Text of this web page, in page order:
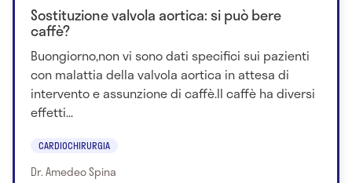
Sostituzione valvola aortica: si può bere
caffè?
Buongiorno,non vi sono dati specifici sui pazienti
con malattia della valvola aortica in attesa di
intervento e assunzione di caffè.Il caffè ha diversi
effetti...
CARDIOCHIRURGIA
Dr. Amedeo Spina